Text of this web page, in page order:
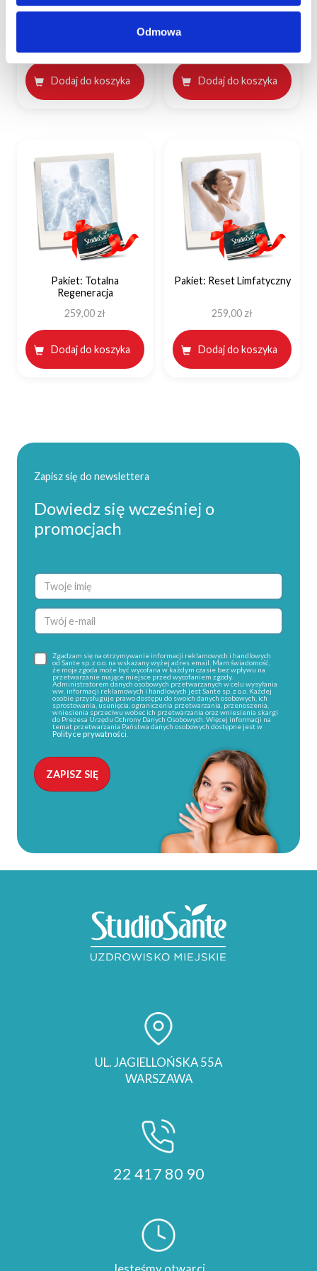
Odmowa
Pakiet: Harmony
Dodaj do koszyka
Pakiet: Diagnostyka
Dodaj do koszyka
Pakiet: Totalna
Regeneracja
259,00 zł
Dodaj do koszyka
Pakiet: Reset Limfatyczny
259,00 zł
Dodaj do koszyka
Zapisz się do newslettera
Dowiedz się wcześniej o
promocjach
Zgadzam się na otrzymywanie informacji reklamowych i handlowych
od Sante sp. z o.o. na wskazany wyżej adres email. Mam świadomość,
że moja zgoda może być wycofana w każdym czasie bez wpływu na
przetwarzanie mające miejsce przed wycofaniem zgody.
Administratorem danych osobowych przetwarzanych w celu wysyłania
ww. informacji reklamowych i handlowych jest Sante sp. z o.o. Każdej
osobie przysługuje prawo dostępu do swoich danych osobowych, ich
sprostowania, usunięcia, ograniczenia przetwarzania, przenoszenia,
wniesienia sprzeciwu wobec ich przetwarzania oraz wniesienia skargi
do Prezesa Urzędu Ochrony Danych Osobowych. Więcej informacji na
temat przetwarzania Państwa danych osobowych dostępne jest w
Polityce prywatności
UL. JAGIELLOŃSKA 55A
WARSZAWA
22 417 80 90